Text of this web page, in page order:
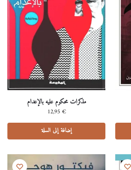
مذكرات محكوم عليه بالإعدام
12,95€
إضافة إلى السلة